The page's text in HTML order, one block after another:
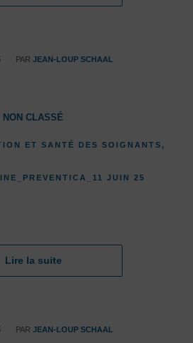
PARJEAN-LOUP SCHAAL
NON CLASSÉ
ET SANTÉ DES SOIGNANTS,
JUIN 25
Lire la suite
PARJEAN-LOUP SCHAAL